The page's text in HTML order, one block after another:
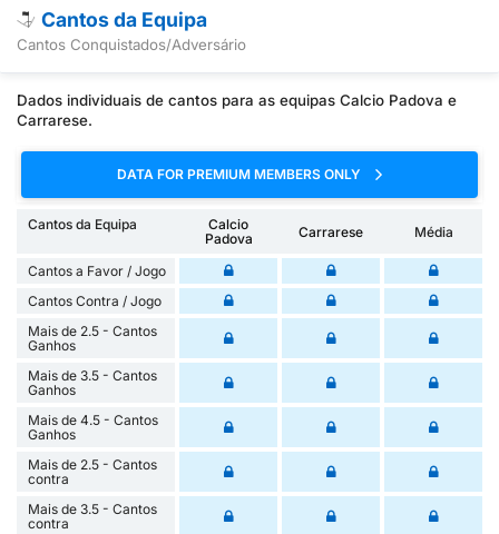
Cantos da Equipa
Cantos Conquistados/Adversário
Dados individuais de cantos para as equipas Calcio Padova e
Carrarese.
DATA FOR PREMIUM MEMBERS ONLY
Cantos da Equipa
Calcio
Padova
Carrarese Média
Cantos a Favor / Jogo
Cantos Contra / Jogo
Mais de 2.5 - Cantos
Ganhos
Mais de 3.5 - Cantos
Ganhos
Mais de 4.5 - Cantos
Ganhos
Mais de 2.5 - Cantos
contra
Mais de 3.5 - Cantos
contra